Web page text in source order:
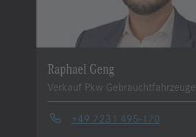
Raphael Geng
Verkauf Pkw Gebrauchtfahrzeuge
+49 7231 495-170